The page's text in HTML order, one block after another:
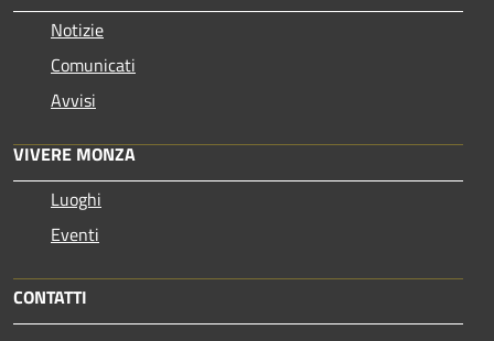
Notizie
Comunicati
Avvisi
VIVERE MONZA
Luoghi
Eventi
CONTATTI